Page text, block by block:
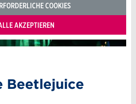
COOKIES
AKZEPTIEREN
Beetlejuice